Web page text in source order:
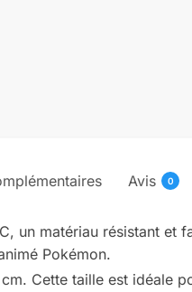
Avis 0
un matériau résistant et
Pokémon.
Cette taille est idéale